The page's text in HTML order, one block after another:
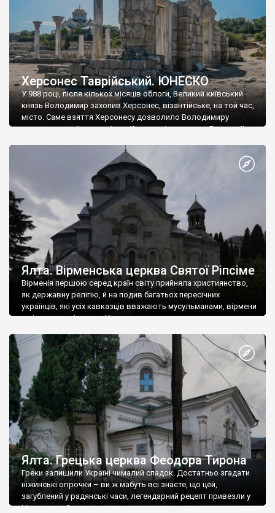
Херсонес Таврійський. ЮНЕСКО
У 988 році, після кількох місяців облоги, Великий київський
князь Володимир захопив Херсонес, візантійське, на той час,
місто. Саме взяття Херсонесу дозволило Володимиру
диктувати свої умови візантійському імператору Василю ІІ, та
Херсонесі Володимир-язичник, став Василем-християнином.
А потім було Хрещення Русі. На честь Херсонесу Таврійського
Ялта. Вірменська церква Святої Ріпсіме
Вірменія першою серед країн світу прийняла християнство,
як державну релігію, й на подив багатьох пересічних
українців, які усіх кавказців вважають мусульманами, вірмени
є відданими вірянами Христа
Ялта. Грецька церква Феодора Тирона
Греки залишили Україні чималий спадок. Достатньо згадати
ніжинські огірочки – ви ж мабуть всі знаєте, що цей,
загублений у радянські часи, легендарний рецепт привезли у
Ніжин греки?